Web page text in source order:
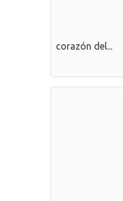
corazón del...